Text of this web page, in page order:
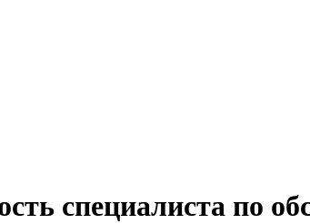
специалиста по